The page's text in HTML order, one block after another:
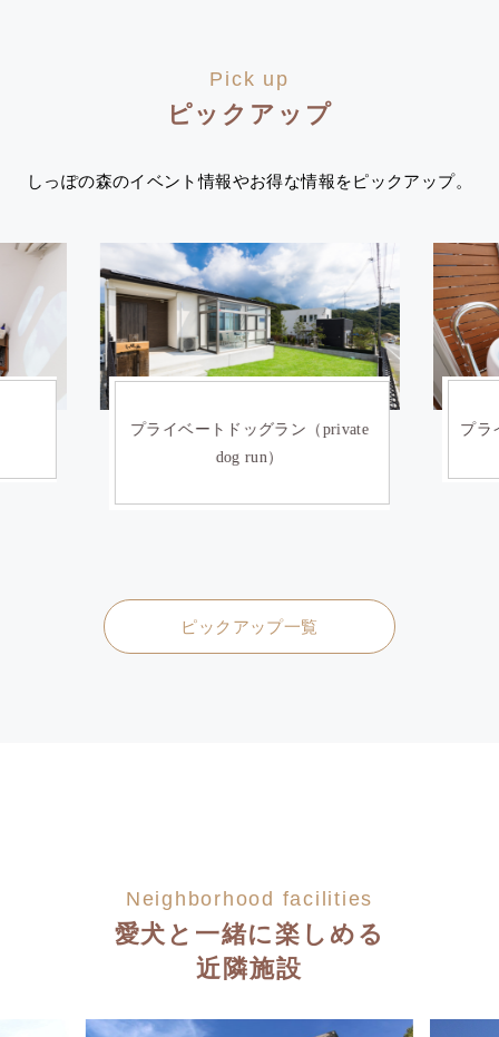
Pick up
ピックアップ
しっぽの森のイベント情報やお得な情報をピックアップ。
プライベートドッグラン（private
dog run）
プラ
ピックアップ一覧
Neighborhood facilities
愛犬と一緒に楽しめる
近隣施設